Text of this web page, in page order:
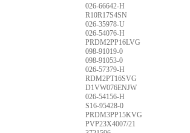
026-66642-H
R10R17S4SN
026-35978-U
026-54076-H
PRDM2PP16LVG
098-91019-0
098-91053-0
026-57379-H
RDM2PT16SVG
D1VW076ENJW
026-54156-H
S16-95428-0
PRDM3PP15KVG
PVP23X4007/21